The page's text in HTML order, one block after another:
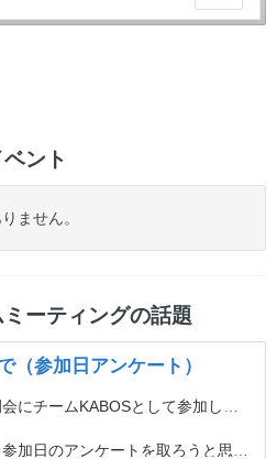
ー
ント
ません。
ーティングの話題
（参加日アンケート）
日のアンケートを取ろうと思います。